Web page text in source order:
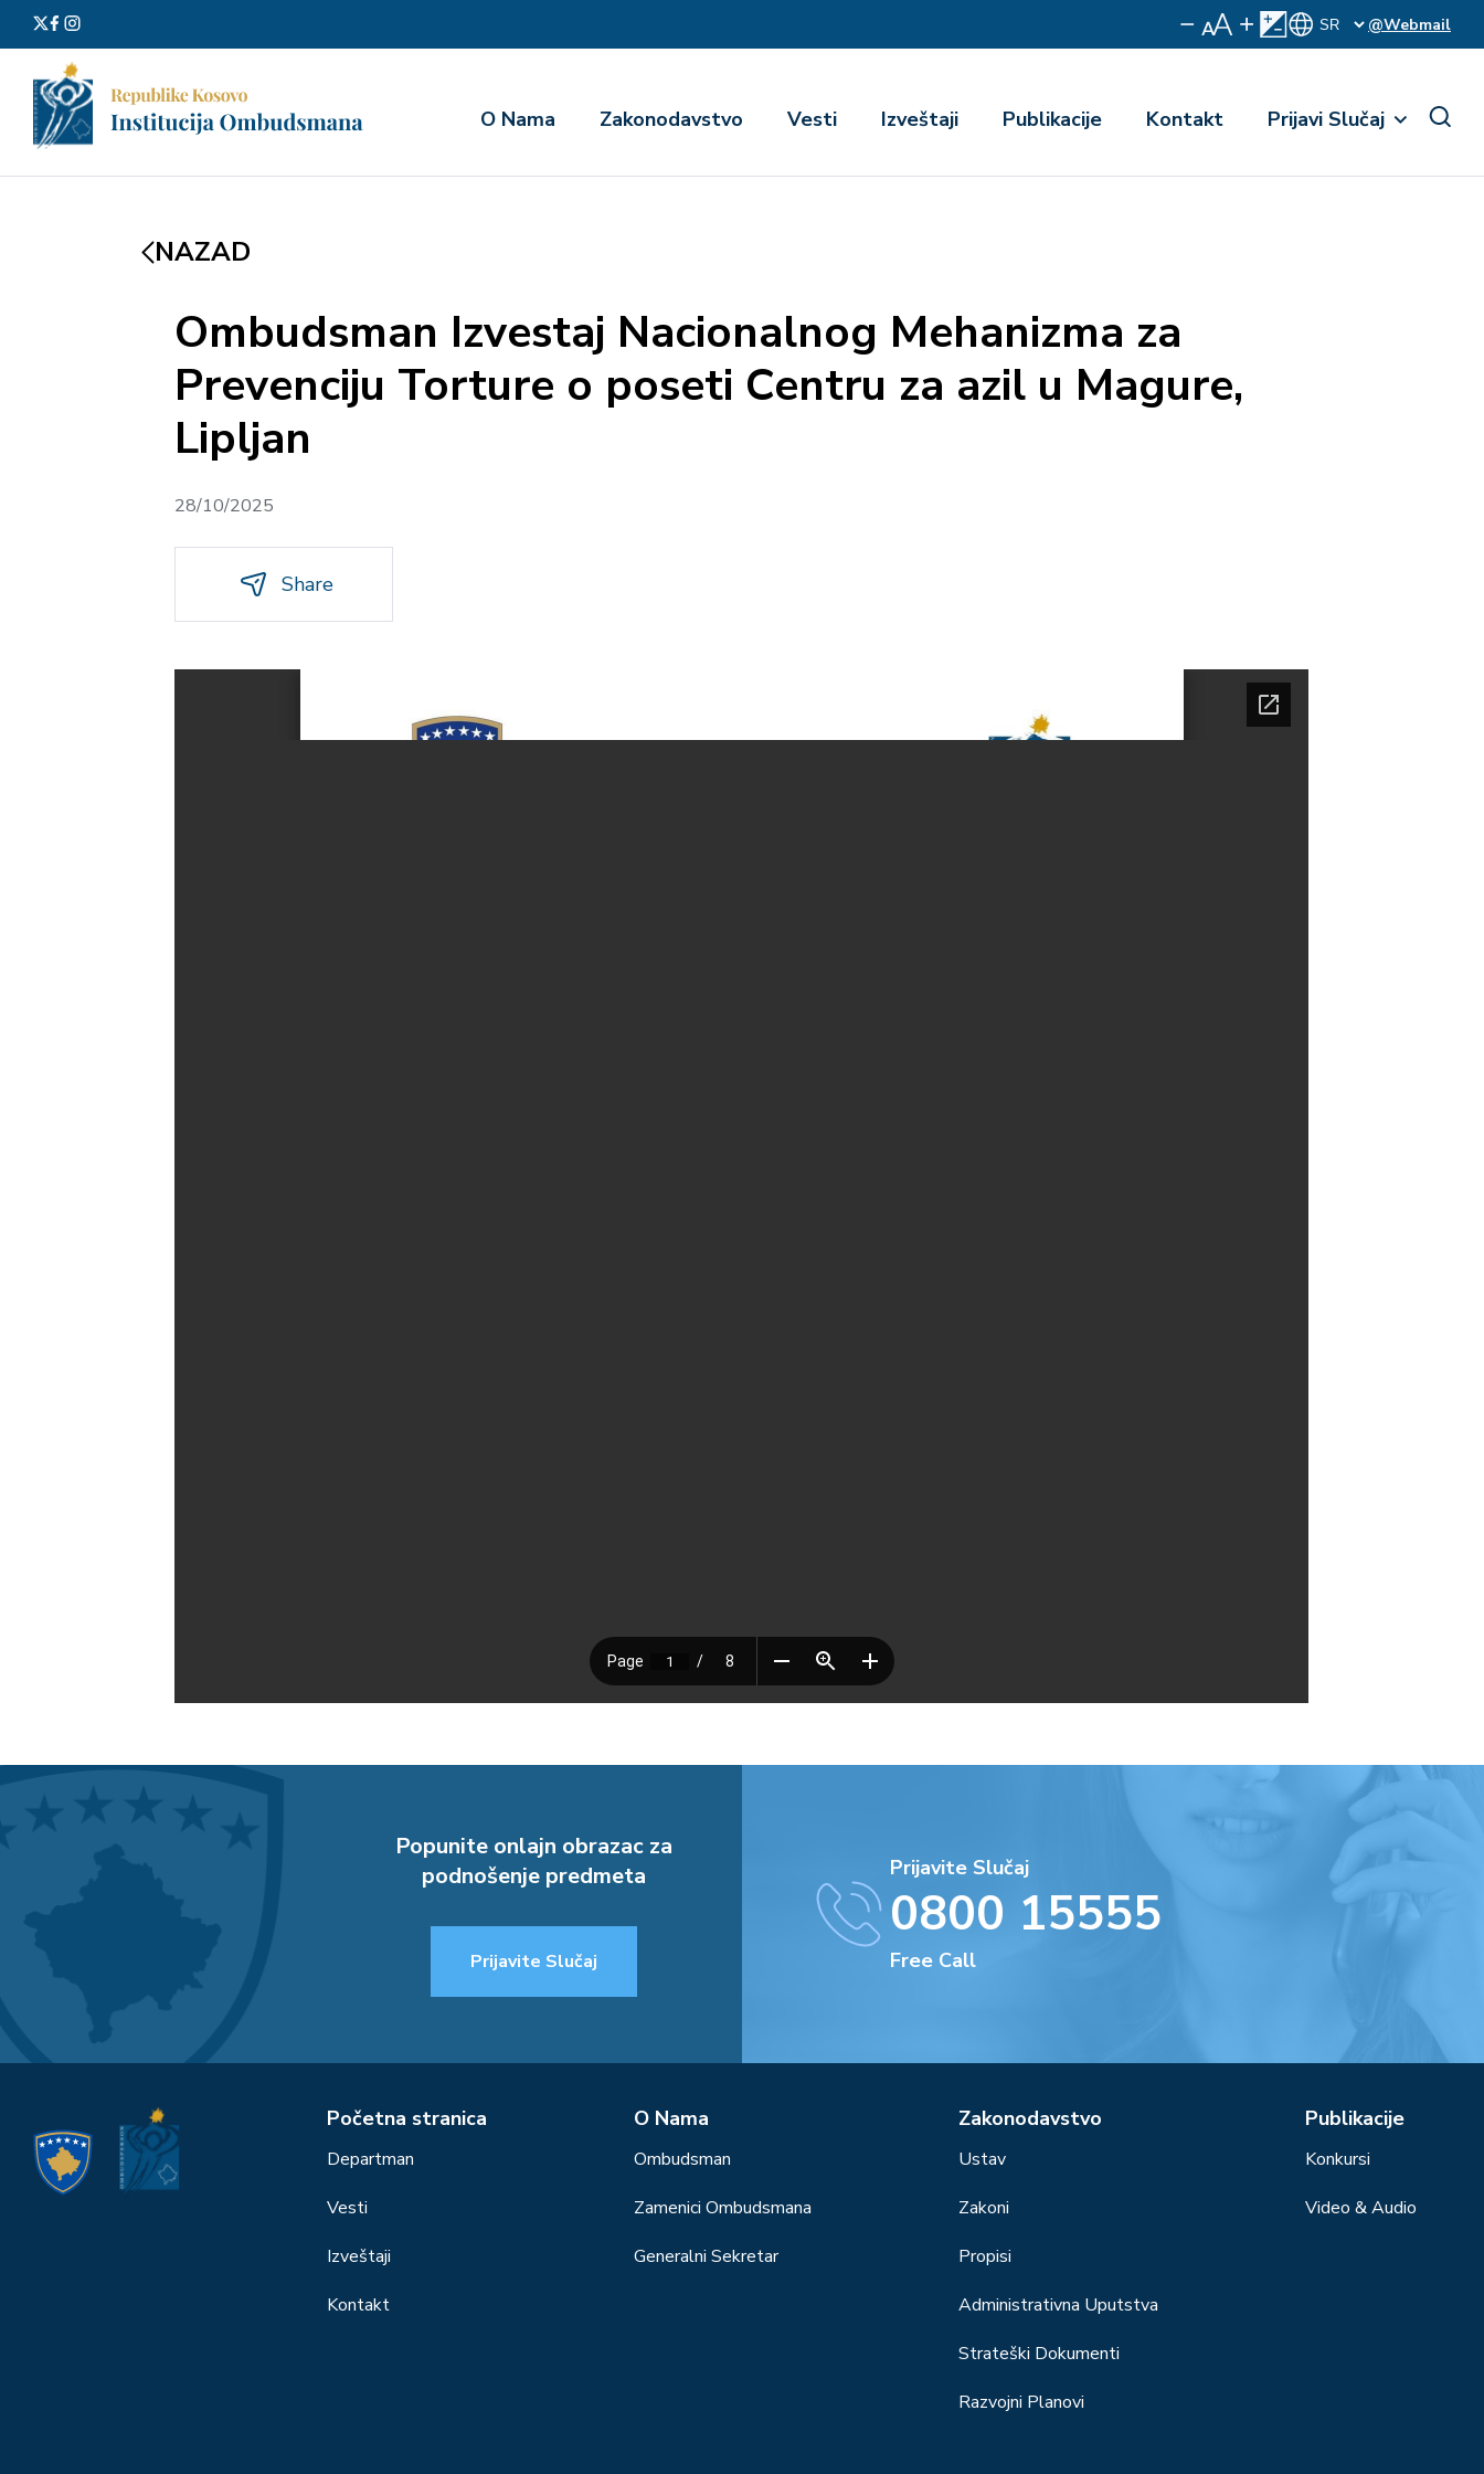
@Webmail
О Nama Zakonodavstvo Vesti Izveštaji Publikacije Kontakt Prijavi Slučaj
NAZAD
Ombudsman Izvestaj Nacionalnog Mehanizma za
Prevenciju Torture o poseti Centru za azil u Magure,
Lipljan
28/10/2025
Share
Popunite onlajn obrazac za
podnošenje predmeta
Prijavite Slučaj
Prijavite Slučaj
0800 15555
Free Call
Početna stranica
Departman
Vesti
Izveštaji
Kontakt
О Nama
Ombudsman
Zamenici Ombudsmana
Generalni Sekretar
Zakonodavstvo
Ustav
Zakoni
Propisi
Administrativna Uputstva
Strateški Dokumenti
Razvojni Planovi
Publikacije
Konkursi
Video & Audio